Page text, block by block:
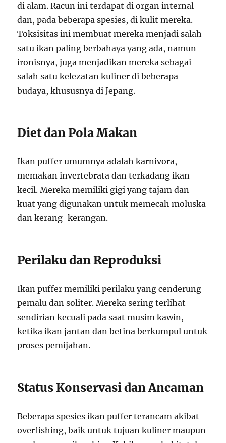
di alam. Racun ini terdapat di organ internal
dan, pada beberapa spesies, di kulit mereka.
Toksisitas ini membuat mereka menjadi salah
satu ikan paling berbahaya yang ada, namun
ironisnya, juga menjadikan mereka sebagai
salah satu kelezatan kuliner di beberapa
budaya, khususnya di Jepang.
Diet dan Pola Makan
Ikan puffer umumnya adalah karnivora,
memakan invertebrata dan terkadang ikan
kecil. Mereka memiliki gigi yang tajam dan
kuat yang digunakan untuk memecah moluska
dan kerang-kerangan.
Perilaku dan Reproduksi
Ikan puffer memiliki perilaku yang cenderung
pemalu dan soliter. Mereka sering terlihat
sendirian kecuali pada saat musim kawin,
ketika ikan jantan dan betina berkumpul untuk
proses pemijahan.
Status Konservasi dan Ancaman
Beberapa spesies ikan puffer terancam akibat
overfishing, baik untuk tujuan kuliner maupun